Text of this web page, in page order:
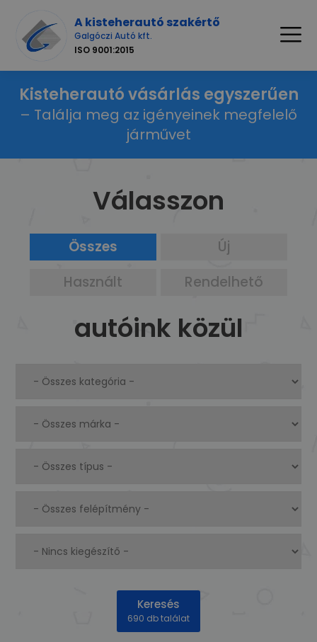
A kisteherautó szakértő
Galgóczi Autó kft.
ISO 9001:2015
Kisteherautó vásárlás egyszerűen
– Találja meg az igényeinek megfelelő
járművet
Válasszon
Összes
Új
Használt
Rendelhető
autóink közül
Keresés
690 db találat